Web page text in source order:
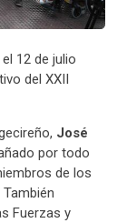
12 de julio
del XXII
José
por todo
de los
Fuerzas y